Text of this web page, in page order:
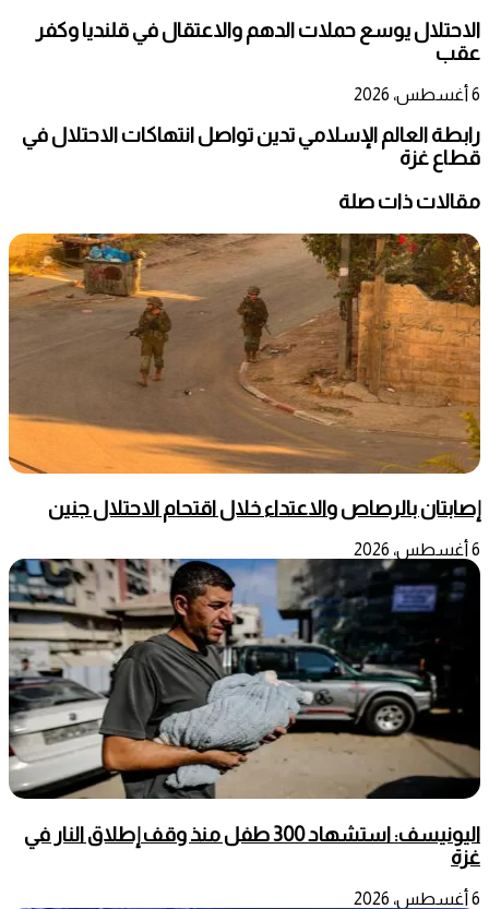
الاحتلال يوسع حملات الدهم والاعتقال في قلنديا وكفر
عقب
6 أغسطس، 2026
رابطة العالم الإسلامي تدين تواصل انتهاكات الاحتلال في
قطاع غزة
مقالات ذات صلة
إصابتان بالرصاص والاعتداء خلال اقتحام الاحتلال جنين
6 أغسطس، 2026
اليونيسف: استشهاد 300 طفل منذ وقف إطلاق النار في
غزة
6 أغسطس، 2026